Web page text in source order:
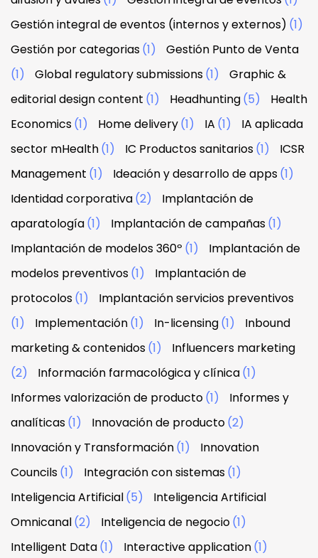
Gestión integral de eventos (internos y externos) (1)
Gestión por categorias(1)
Gestión Punto de Venta
(1)
Global regulatory submissions(1)
Graphic &
editorial design content (1) Headhunting(5)
Health
Economics(1) Home delivery(1) IA (1)
IA aplicada
sector mHealth(1) IC Productos sanitarios(1)
ICSR
Management (1) Ideación y desarrollo de apps(1)
Identidad corporativa(2)
Implantación de
aparatología(1) Implantación de campañas(1)
Implantación de modelos 360º (1)
Implantación de
modelos preventivos(1)
Implantación de
protocolos(1)
Implantación servicios preventivos
(1)
Implementación(1) In-licensing(1)
Inbound
marketing & contenidos(1)
Influencers marketing
(2)
Información farmacológica y clínica(1)
Informes valorización de producto(1)
Informes y
analíticas(1) Innovación de producto(2)
Innovación y Transformación(1)
Innovation
Councils(1) Integración con sistemas(1)
Inteligencia Artificial(5)
Inteligencia Artificial
Omnicanal(2) Inteligencia de negocio(1)
Intelligent Data(1) Interactive application(1)